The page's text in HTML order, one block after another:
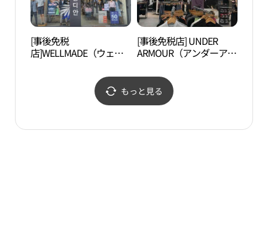
[事後免税
店]WELLMADE（ウェル
（春川）店(웰메이드 춘
[事後免税店] UNDER
ARMOUR（アンダーアー
トチュンチョン（春川）
店(언더아머 모다아울렛
춘천점)
もっと見る